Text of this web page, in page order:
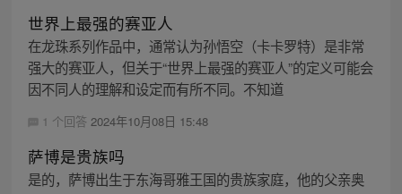
世界上最强的赛亚人
在龙珠系列作品中，通常认为孙悟空（卡卡罗特）是非常
强大的赛亚人，但关于“世界上最强的赛亚人”的定义可能会
因不同人的理解和设定而有所不同。不知道
1 个回答 2024年10月08日 15:48
萨博是贵族吗
是的，萨博出生于东海哥雅王国的贵族家庭，他的父亲奥